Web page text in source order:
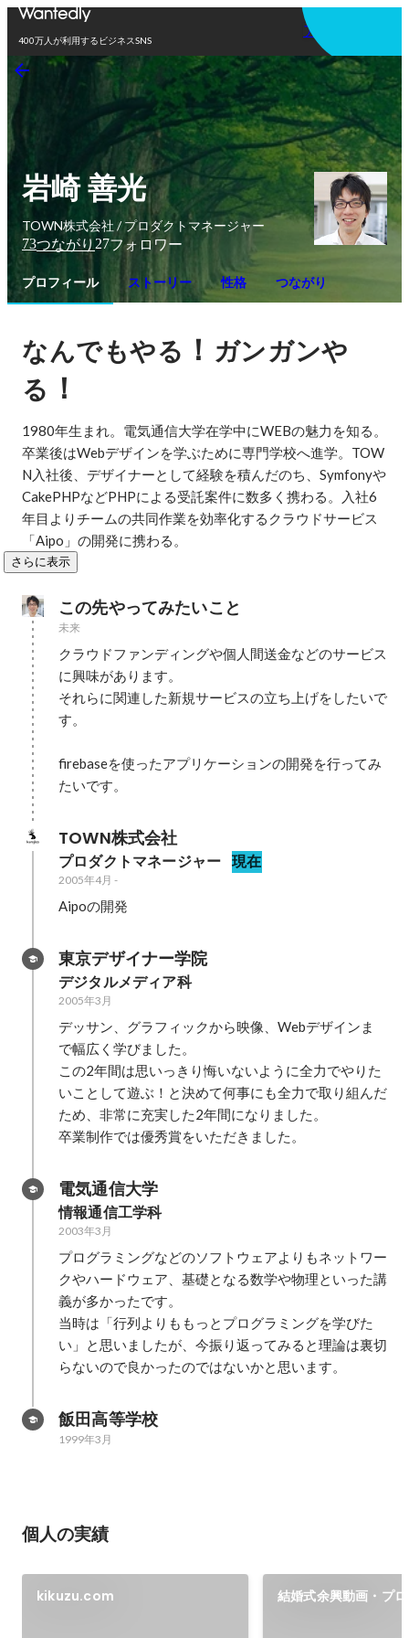
400万人が利用するビジネスSNS
アプリを使う
岩崎 善光
TOWN株式会社 / プロダクトマネージャー
73つながり 27フォロワー
プロフィール ストーリー 性格 つながり
なんでもやる ！ ガンガンや
る ！
1980年生まれ。電気通信大学在学中にWEBの魅力を知る。
卒業後はWebデザインを学ぶために専門学校へ進学。TOW
N入社後、デザイナーとして経験を積んだのち、Symfonyや
CakePHPなどPHPによる受託案件に数多く携わる。入社6
年目よりチームの共同作業を効率化するクラウドサービス
「Aipo」の開発に携わる。
さらに表示
この先やってみたいこと
未来
クラウドファンディングや個人間送金などのサービス
に興味があります。
それらに関連した新規サービスの立ち上げをしたいで
す。
firebaseを使ったアプリケーションの開発を行ってみ
たいです。
TOWN株式会社
プロダクトマネージャー 現在
2005年4月 -
Aipoの開発
東京デザイナー学院
デジタルメディア科
2005年3月
デッサン、グラフィックから映像、Webデザインま
で幅広く学びました。
この2年間は思いっきり悔いないように全力でやりた
いことして遊ぶ！と決めて何事にも全力で取り組んだ
ため、非常に充実した2年間になりました。
卒業制作では優秀賞をいただきました。
電気通信大学
情報通信工学科
2003年3月
プログラミングなどのソフトウェアよりもネットワー
クやハードウェア、基礎となる数学や物理といった講
義が多かったです。
当時は「行列よりももっとプログラミングを学びた
い」と思いましたが、今振り返ってみると理論は裏切
らないので良かったのではないかと思います。
飯田高等学校
1999年3月
個人の実績
kikuzu.com
結婚式余興動画・プ